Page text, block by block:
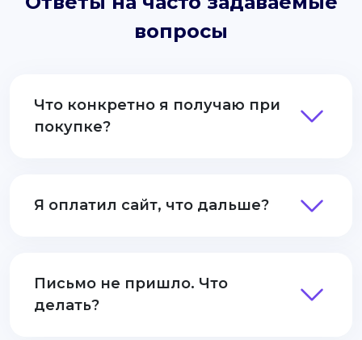
вопросы
Что конкретно я получаю при
покупке?
Я оплатил сайт, что дальше?
Письмо не пришло. Что
делать?